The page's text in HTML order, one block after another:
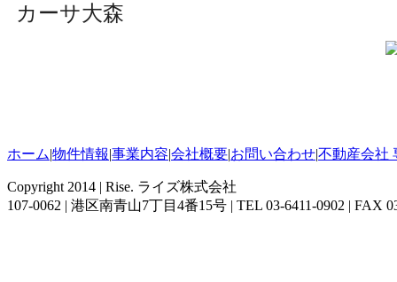
カーサ大森
ホーム|物件情報|事業内容|会社概要|お問い合わせ|不動産会社
Copyright 2014 | Rise. ライズ株式会社
107-0062 | 港区南青山7丁目4番15号 | TEL 03-6411-0902 | FAX